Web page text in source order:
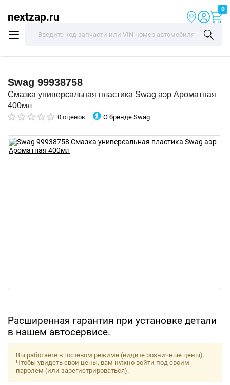
nextzap.ru
0
Swag 99938758
Смазка универсальная пластика Swag аэр Ароматная
400мл
0 оценок О бренде Swag
Расширенная гарантия при установке детали
в нашем автосервисе.
Вы работаете в гостевом режиме (видите розничные цены).
Чтобы увидеть свои цены, вам нужно войти под своим
паролем (или зарегистрироваться).